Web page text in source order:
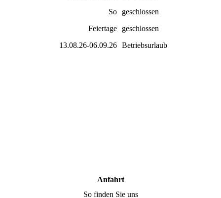
So
Feiertage
13.08.26-06.09.26
geschlossen
geschlossen
Betriebsurlaub
Anfahrt
So finden Sie uns